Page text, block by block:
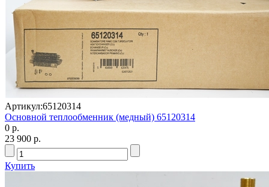
Артикул:65120314
Основной теплообменник (медный) 65120314
0 р.
23 900 р.
Купить